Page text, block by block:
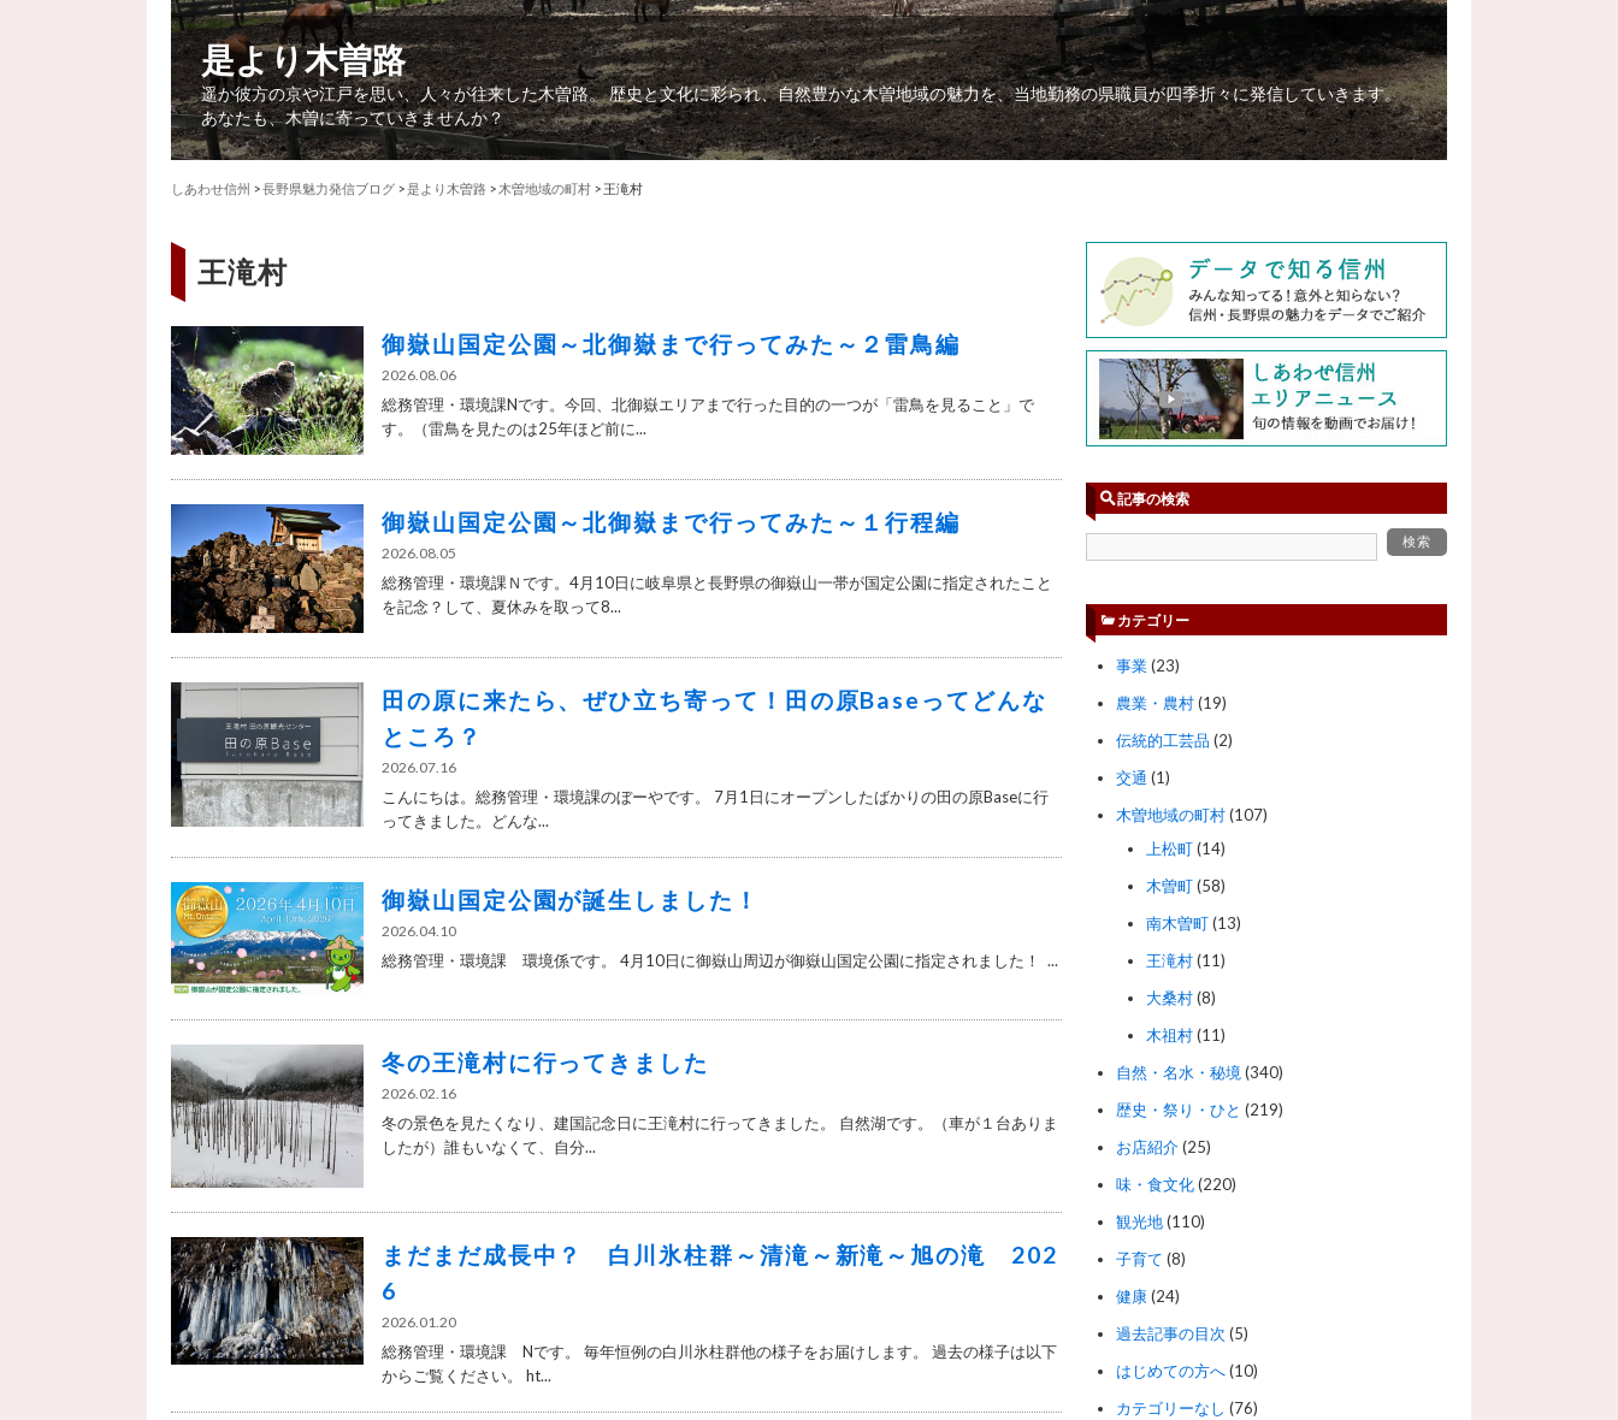
是より木曽路
遥か彼方の京や江戸を思い、人々が往来した木曽路。 歴史と文化に彩られ、自然豊かな木曽地域の魅力を、当地勤務の県職員が四季折々に発信していきます。
あなたも、木曽に寄っていきませんか？
しあわせ信州 >長野県魅力発信ブログ >是より木曽路 > 木曽地域の町村 > 王滝村
王滝村
御嶽山国定公園～北御嶽まで行ってみた～２雷鳥編
2026.08.06
総務管理・環境課Nです。今回、北御嶽エリアまで行った目的の一つが「雷鳥を見ること」で
す。（雷鳥を見たのは25年ほど前に...
御嶽山国定公園～北御嶽まで行ってみた～１行程編
2026.08.05
総務管理・環境課Ｎです。4月10日に岐阜県と長野県の御嶽山一帯が国定公園に指定されたこと
を記念？して、夏休みを取って8...
田の原に来たら、ぜひ立ち寄って！田の原Baseってどんな
ところ？
2026.07.16
こんにちは。総務管理・環境課のぼーやです。 7月1日にオープンしたばかりの田の原Baseに行
ってきました。どんな...
御嶽山国定公園が誕生しました！
2026.04.10
総務管理・環境課 環境係です。 4月10日に御嶽山周辺が御嶽山国定公園に指定されました！ ...
冬の王滝村に行ってきました
2026.02.16
冬の景色を見たくなり、建国記念日に王滝村に行ってきました。 自然湖です。（車が１台ありま
したが）誰もいなくて、自分...
まだまだ成長中？ 白川氷柱群～清滝～新滝～旭の滝 202
6
2026.01.20
総務管理・環境課 Nです。 毎年恒例の白川氷柱群他の様子をお届けします。 過去の様子は以下
からご覧ください。 ht...
記事の検索
カテゴリー
事業(23)
農業・農村(19)
伝統的工芸品 (2)
交通 (1)
木曽地域の町村(107)
上松町(14)
木曽町(58)
南木曽町(13)
王滝村(11)
大桑村(8)
木祖村(11)
自然・名水・秘境(340)
歴史・祭り・ひと (219)
お店紹介(25)
味・食文化(220)
観光地(110)
子育て (8)
健康(24)
過去記事の目次 (5)
はじめての方へ(10)
カテゴリーなし (76)